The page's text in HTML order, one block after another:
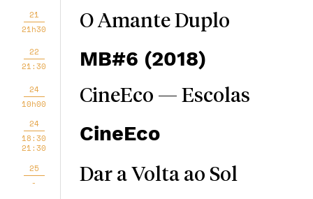
21
21h30
O Amante Duplo
22
21:30
MB#6 (2018)
24
10h00
CineEco — Escolas
24
18:30
21:30
CineEco
25
-
Dar a Volta ao Sol